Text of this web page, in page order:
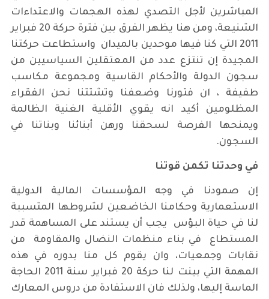
المباشرين لأجل التصدي لهذه الهجمات والاعتداءات
الشنيعة، ومن هنا يظهر الفرق بين فترة حركة 20 فبراير
2011 التي كنا فيها موحدين بالميدان واستطاعت حركتنا
المجيدة إن تنتزع عدد من المعتقلين السياسيين من
سجون الدولة والأحكام القاسية ومجموعة مكاسب
طفيفة ، ان فتورنا وضعفنا وتشتتنا نحن الفقراء
المظلومين أكيد انه يقوي الأقلية الغنية الظالمة
ويمنحها الفرصة لسحقنا ورهن أبنائنا وبناتنا في
السجون.
في وحدتنا تكمن قوتنا
إن صمودنا في وجه المؤسسات المالية الدولية
الاستعمارية وحكامنا الخاضعين لشروطها المتسببة
لنا في حياة البؤس يجب أن يستند على المساهمة قدر
المستطاع في بناء منظمات النضال والمقاومة من
نقابات وجمعيات، وان يقوم كل منا بدوره في هذه
المهمة التي بينت لنا حركة 20 فبراير سنة 2011 الحاجة
الماسة إليها، ولذلك فان الاستفادة من دروس المعارك